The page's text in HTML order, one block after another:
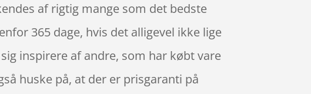
af rigtig mange som det bedste
365 dage, hvis det alligevel ikke lige
inspirere af andre, som har købt vare
huske på, at der er prisgaranti på